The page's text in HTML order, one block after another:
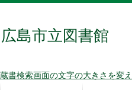
広島市立図書館
蔵書検索画面の文字の大きさを変